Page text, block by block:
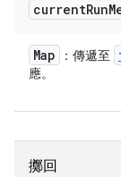
currentRun
Map ：傳遞至
應。
擲回